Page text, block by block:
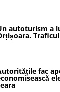
autoturism a
fac